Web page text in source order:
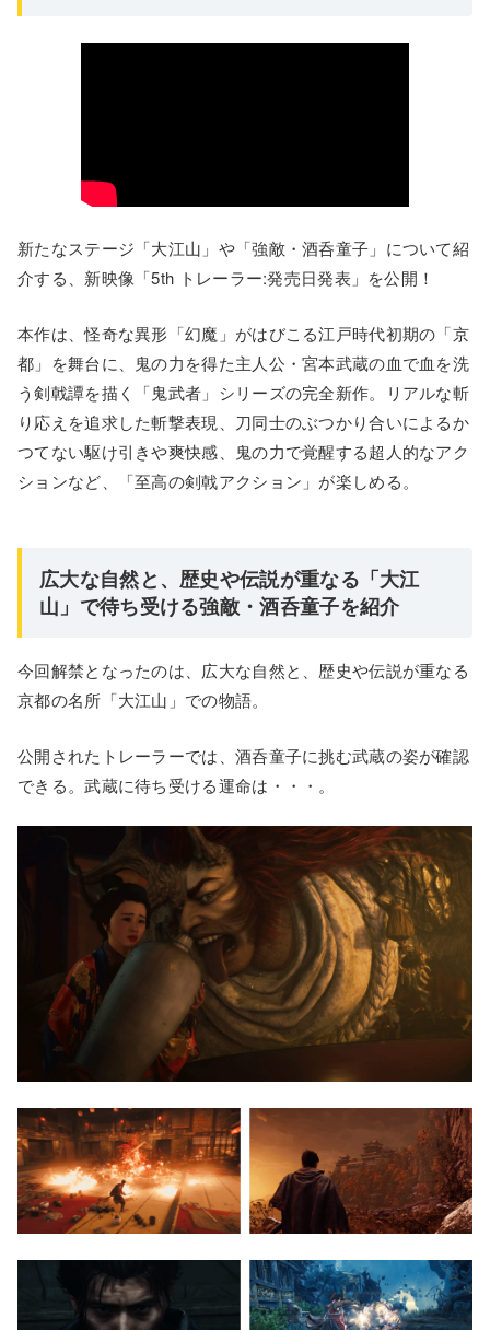
新たなステージ「大江山」や「強敵・酒呑童子」について紹
介する、新映像「5th トレーラー:発売日発表」を公開！
本作は、怪奇な異形「幻魔」がはびこる江戸時代初期の「京
都」を舞台に、鬼の力を得た主人公・宮本武蔵の血で血を洗
う剣戟譚を描く「鬼武者」シリーズの完全新作。リアルな斬
り応えを追求した斬撃表現、刀同士のぶつかり合いによるか
つてない駆け引きや爽快感、鬼の力で覚醒する超人的なアク
ションなど、「至高の剣戟アクション」が楽しめる。
広大な自然と、歴史や伝説が重なる「大江
山」で待ち受ける強敵・酒呑童子を紹介
今回解禁となったのは、広大な自然と、歴史や伝説が重なる
京都の名所「大江山」での物語。
公開されたトレーラーでは、酒呑童子に挑む武蔵の姿が確認
できる。武蔵に待ち受ける運命は・・・。